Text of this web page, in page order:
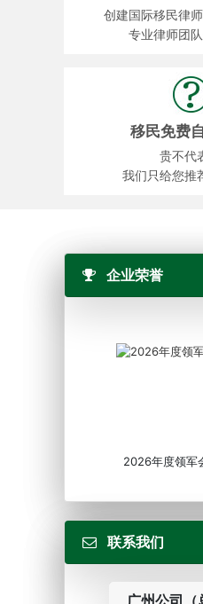
创建国际移民律
专业律师团
移民免费
贵不代
我们只给您推
企业荣誉
2026年度领军
联系我们
广州公司（